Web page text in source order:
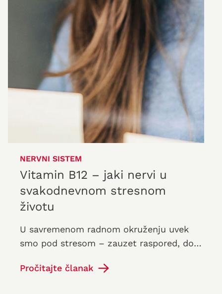
NERVNI SISTEM
Vitamin B12 – jaki nervi u
svakodnevnom stresnom
životu
U savremenom radnom okruženju uvek
smo pod stresom – zauzet raspored, dok
dostupni u svakom trenutku , žongliramo
Pročitajte članak